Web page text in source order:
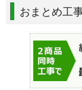
おまとめ工